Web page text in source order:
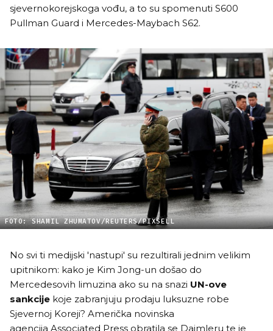
sjevernokorejskoga vođu, a to su spomenuti S600
Pullman Guard i Mercedes-Maybach S62.
FOTO: SHAMIL ZHUMATOV/REUTERS/PIXSELL
No svi ti medijski 'nastupi' su rezultirali jednim velikim
upitnikom: kako je Kim Jong-un došao do
Mercedesovih limuzina ako su na snazi UN-ove
sankcije koje zabranjuju prodaju luksuzne robe
Sjevernoj Koreji? Američka novinska
agencija Associated Press obratila se Daimleru te je